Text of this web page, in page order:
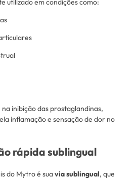
utilizado em condições como:
inibição das prostaglandinas,
inflamação e sensação de dor no
rápida sublingual
do Mytro é suavia sublingual, que